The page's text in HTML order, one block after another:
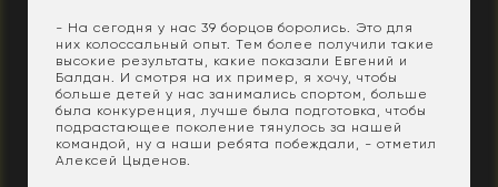
- На сегодня у нас 39 борцов боролись. Это для
них колоссальный опыт. Тем более получили такие
высокие результаты, какие показали Евгений и
Балдан. И смотря на их пример, я хочу, чтобы
больше детей у нас занимались спортом, больше
была конкуренция, лучше была подготовка, чтобы
подрастающее поколение тянулось за нашей
командой, ну а наши ребята побеждали, - отметил
Алексей Цыденов.